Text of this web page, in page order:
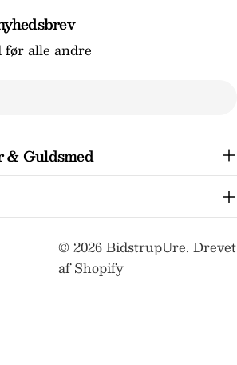
& Guldsmed
alle andre
© 2026BidstrupUre. Drevet
af Shopify
Betalingsmetoder